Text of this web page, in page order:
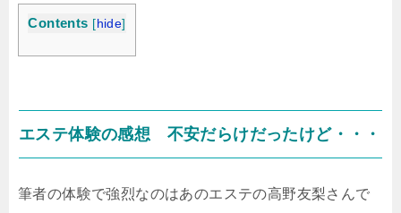
Contents [ hide]
エステ体験の感想 不安だらけだったけど・・・
筆者の体験で強烈なのはあのエステの高野友梨さんで